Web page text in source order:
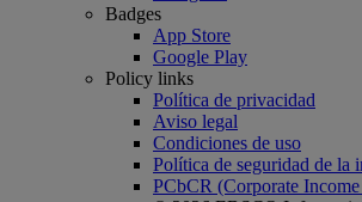
Badges
App Store
Google Play
Policy links
Política de privacidad
Aviso legal
Condiciones de uso
Política de seguridad de la
PCbCR (Corporate